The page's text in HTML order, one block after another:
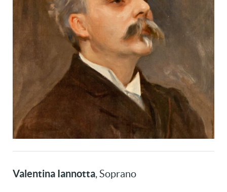
Valentina Iannotta, Soprano